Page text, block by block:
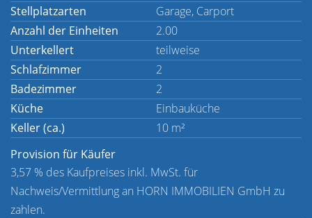
Stellplatzarten
Garage, Carport
Anzahl der Einheiten
2.00
Unterkellert
teilweise
Schlafzimmer
2
Badezimmer
2
Küche
Einbauküche
Keller (ca.)
10 m²
Provision für Käufer
3,57 % des Kaufpreises inkl. MwSt. für
Nachweis/Vermittlung an HORN IMMOBILIEN GmbH zu
zahlen.